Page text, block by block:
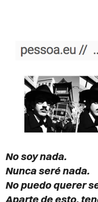
KEEP
A RESPONSIVE
No soy nada.
Nunca seré nada.
No puedo querer
Aparte de esto,